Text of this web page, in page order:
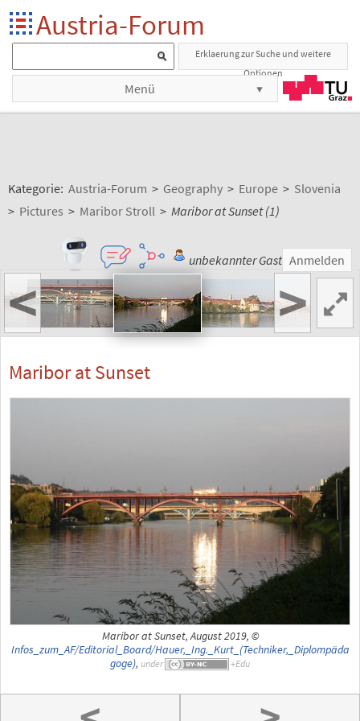
Austria-Forum
Erklaerung zur Suche und weitere
Optionen
Menü
Kategorie: Austria-Forum > Geography > Europe > Slovenia
> Pictures > Maribor Stroll > Maribor at Sunset (1)
unbekannter Gast Anmelden
< >
Maribor at Sunset
Maribor at Sunset, August 2019, ©
Infos_zum_AF/Editorial_Board/Hauer,_Ing._Kurt_(Techniker,_Diplompäda
goge), under